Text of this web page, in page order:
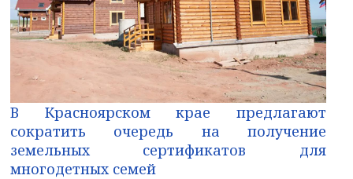
В Красноярском крае предлагают
сократить очередь на получение
земельных сертификатов для
многодетных семей